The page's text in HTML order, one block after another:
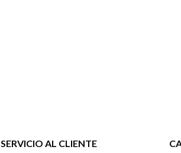
SERVICIO AL CLIENTE